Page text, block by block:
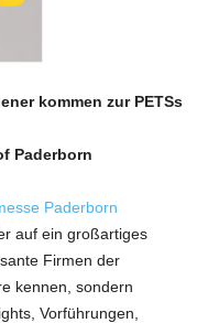
kommen zur PETSs
Paderborn
Paderborn
auf ein großartiges
Firmen der
kennen, sondern
Vorführungen,